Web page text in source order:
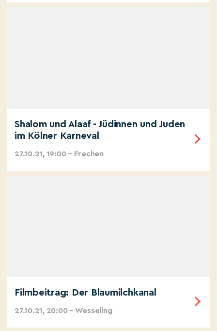
Shalom und Alaaf - Jüdinnen und Juden
im Kölner Karneval
27.10.21, 19:00 – Frechen
Filmbeitrag: Der Blaumilchkanal
27.10.21, 20:00 – Wesseling